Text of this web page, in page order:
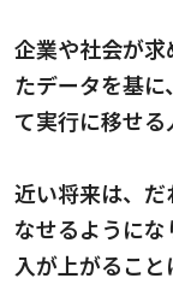
企業や社会が
たデータを基
て実行に移せる
近い将来は、
なせるように
入が上がるこ